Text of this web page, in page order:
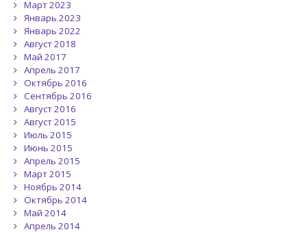
Март 2023
Январь 2023
Январь 2022
Август 2018
Май 2017
Апрель 2017
Октябрь 2016
Сентябрь 2016
Август 2016
Август 2015
Июль 2015
Июнь 2015
Апрель 2015
Март 2015
Ноябрь 2014
Октябрь 2014
Май 2014
Апрель 2014